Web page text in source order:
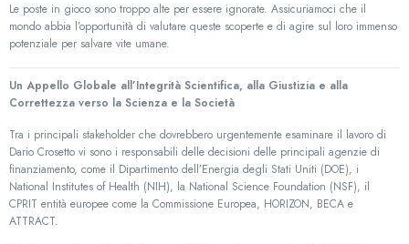
Le poste in gioco sono troppo alte per essere ignorate. Assicuriamoci che il
mondo abbia l’opportunità di valutare queste scoperte e di agire sul loro immenso
potenziale per salvare vite umane.
Un Appello Globale all’Integrità Scientifica, alla Giustizia e alla
Correttezza verso la Scienza e la Società
Tra i principali stakeholder che dovrebbero urgentemente esaminare il lavoro di
Dario Crosetto vi sono i responsabili delle decisioni delle principali agenzie di
finanziamento, come il Dipartimento dell’Energia degli Stati Uniti (DOE), i
National Institutes of Health (NIH), la National Science Foundation (NSF), il
CPRIT entità europee come la Commissione Europea, HORIZON, BECA e
ATTRACT.